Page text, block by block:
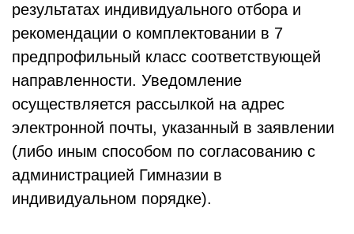
результатах индивидуального отбора и
рекомендации о комплектовании в 7
предпрофильный класс соответствующей
направленности. Уведомление
осуществляется рассылкой на адрес
электронной почты, указанный в заявлении
(либо иным способом по согласованию с
администрацией Гимназии в
индивидуальном порядке).